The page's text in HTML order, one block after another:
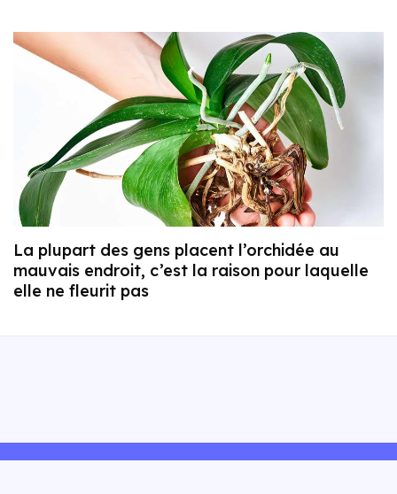
La plupart des gens placent l’orchidée au
mauvais endroit, c’est la raison pour laquelle
elle ne fleurit pas